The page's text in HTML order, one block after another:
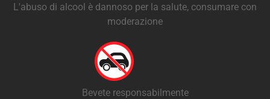
L'abuso di alcool è dannoso per la salute, consumare con
moderazione
Bevete responsabilmente